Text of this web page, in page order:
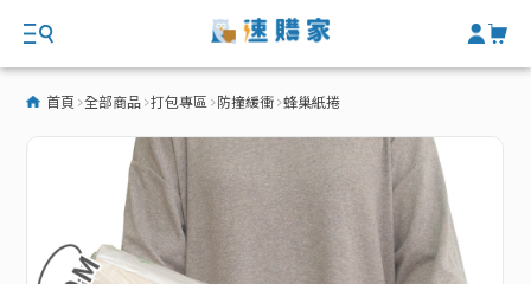
首頁 全部商品 打包專區 防撞緩衝 蜂巢紙捲